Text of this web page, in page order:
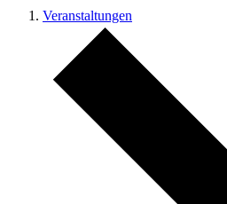
Veranstaltungen